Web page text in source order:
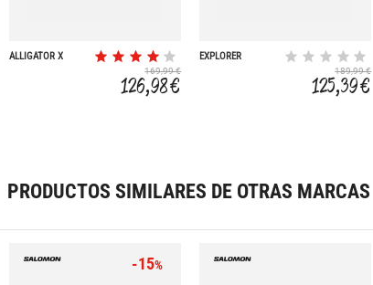
ALLIGATOR X
169,99 €
126,98 €
EXPLORER
189,99 €
125,39 €
PRODUCTOS SIMILARES DE OTRAS MARCAS
-15%